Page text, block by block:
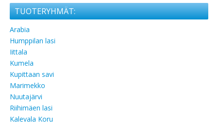
TUOTERYHMÄT:
Arabia
Humppilan lasi
Iittala
Kumela
Kupittaan savi
Marimekko
Nuutajärvi
Riihimäen lasi
Kalevala Koru